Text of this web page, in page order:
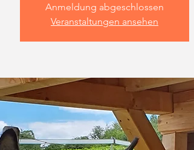
Anmeldung abgeschlossen
Veranstaltungen ansehen